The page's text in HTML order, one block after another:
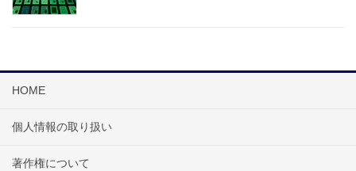
HOME
個人情報の取り扱い
著作権について